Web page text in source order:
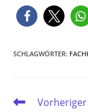
SCHLAGWÖRTER:
Weitere